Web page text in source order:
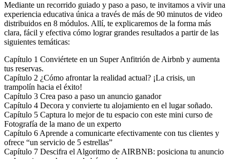
Mediante un recorrido guiado y paso a paso, te invitamos a vivir una
experiencia educativa única a través de más de 90 minutos de video
distribuidos en 8 módulos. Allí, te explicaremos de la forma más
clara, fácil y efectiva cómo lograr grandes resultados a partir de las
siguientes temáticas:
Capítulo 1 Conviértete en un Super Anfitrión de Airbnb y aumenta
tus reservas.
Capítulo 2 ¿Cómo afrontar la realidad actual? ¡La crisis, un
trampolín hacia el éxito!
Capítulo 3 Crea paso a paso un anuncio ganador
Capítulo 4 Decora y convierte tu alojamiento en el lugar soñado.
Capítulo 5 Captura lo mejor de tu espacio con este mini curso de
Fotografía de la mano de un experto
Capítulo 6 Aprende a comunicarte efectivamente con tus clientes y
ofrece “un servicio de 5 estrellas”
Capítulo 7 Descifra el Algoritmo de AIRBNB: posiciona tu anuncio